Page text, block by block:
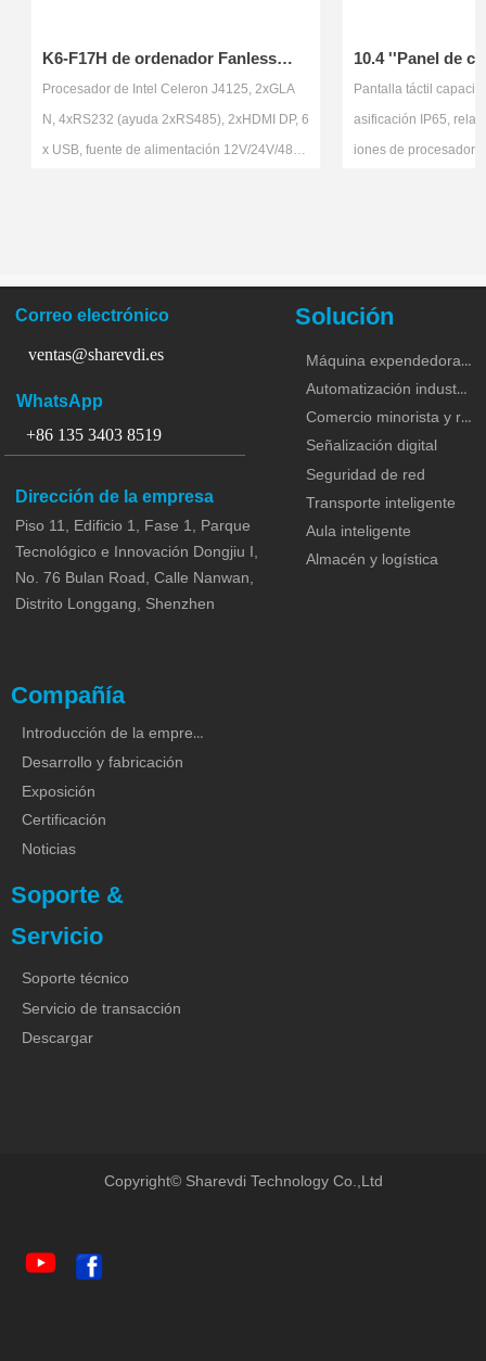
K6-F17H de ordenador Fanless
rugoso
Procesador de Intel Celeron J4125, 2xGLA
N, 4xRS232 (ayuda 2xRS485), 2xHDMI DP, 6
x USB, fuente de alimentación 12V/24V/48
> Muestra: disponible (1-10 pcs)
> MOQ: 20 pcs
> Plazo de ejecución: 3 días laborables
10.4 ''Panel de
Pantalla táctil capacitiva
asificación IP65,
iones de procesadores
〉 Muestra: disponible
〉 Cantidad mínima de
〉 Plazo de entrega: 3
〉 Tiempo de envío: 7
Solución
Máquina expendedora y KIOSCO
Automatización industrial
Comercio minorista y restaurante
Señalización digital
Seguridad de red
Transporte inteligente
Aula inteligente
Almacén y logística
Dirección de la empresa
Piso 11, Edificio 1, Fase 1, Parque
Tecnológico e Innovación Dongjiu I,
No. 76 Bulan Road, Calle Nanwan,
Distrito Longgang, Shenzhen
Correo electrónico
ventas@sharevdi.es
WhatsApp
+86 135 3403 8519
Compañía
Introducción de la empresa
Desarrollo y fabricación
Exposición
Certificación
Noticias
Soporte &
Servicio
Soporte técnico
Servicio de transacción
Descargar
Copyright© Sharevdi Technology Co.,Ltd